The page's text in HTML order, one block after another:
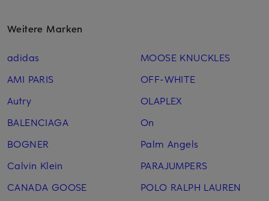
Weitere Marken
adidas
AMI PARIS
Autry
BALENCIAGA
BOGNER
Calvin Klein
CANADA GOOSE
MOOSE KNUCKLES
OFF-WHITE
OLAPLEX
On
Palm Angels
PARAJUMPERS
POLO RALPH LAUREN